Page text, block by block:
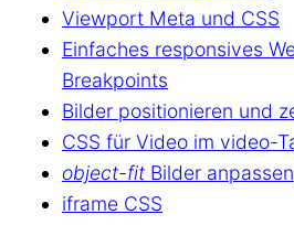
Viewport Meta und CSS
Einfaches responsives
Breakpoints
Bilder positionieren und
CSS für Video im video-
object-fit Bilder anpassen
iframe CSS